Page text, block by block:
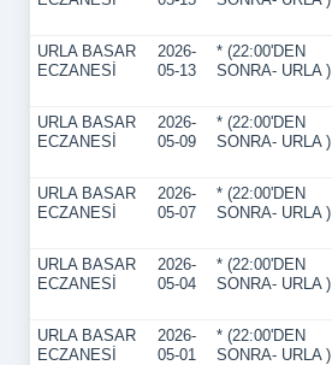
URLA BASAR
ECZANESİ
2026-
05-13
* (22:00'DEN
SONRA- URLA )
URLA BASAR
ECZANESİ
2026-
05-09
* (22:00'DEN
SONRA- URLA )
URLA BASAR
ECZANESİ
2026-
05-07
* (22:00'DEN
SONRA- URLA )
URLA BASAR
ECZANESİ
2026-
05-04
* (22:00'DEN
SONRA- URLA )
URLA BASAR
ECZANESİ
2026-
05-01
* (22:00'DEN
SONRA- URLA )